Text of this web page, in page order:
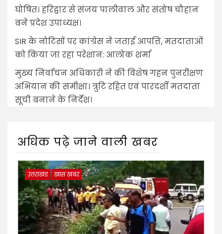
घोषित। हरिद्वार से संजय पालीवाल और संतोष चौहान
बने प्रदेश उपाध्यक्ष।
SIR के नोटिसों पर कांग्रेस ने जताई आपत्ति, मतदाताओं
को किया जा रहा परेशान: आलोक शर्मा
मुख्य निर्वाचन अधिकारी ने की विशेष गहन पुनरीक्षण
अभियान की समीक्षा। त्रुटि रहित एवं पारदर्शी मतदाता
सूची बनाने के निर्देश।
अधिक पढ़े जाने वाली खबर
उत्तराखंड खास खबर